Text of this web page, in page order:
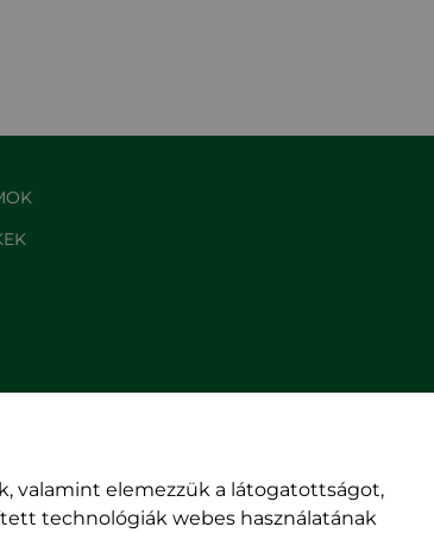
valamint elemezzük a látogatottságot,
technológiák webes használatának